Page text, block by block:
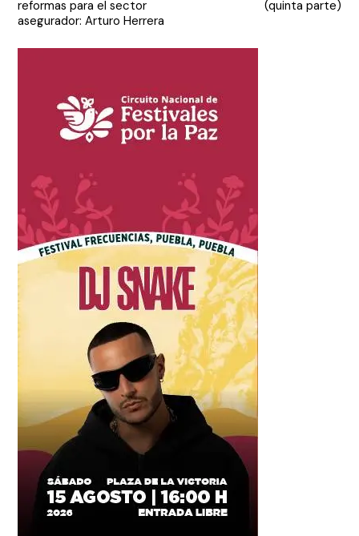
entradas
reformas para el sector
asegurador: Arturo Herrera
(quinta parte)